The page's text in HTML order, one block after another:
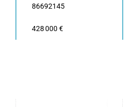
86692145
428 000 €